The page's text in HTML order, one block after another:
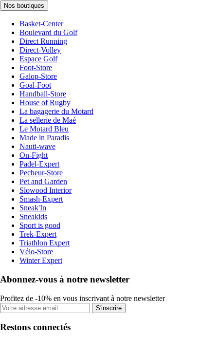
Nos boutiques
Basket-Center
Boulevard du Golf
Direct Running
Direct-Volley
Espace Golf
Foot-Store
Galop-Store
Goal-Foot
Handball-Store
House of Rugby
La bagagerie du Motard
La sellerie de Maé
Le Motard Bleu
Made in Paradis
Nauti-wave
On-Fight
Padel-Expert
Pecheur-Store
Pet and Garden
Slowood Interior
Smash-Expert
Sneak'In
Sneakids
Sport is good
Trek-Expert
Triathlon Expert
Vélo-Store
Winter Expert
Abonnez-vous à notre newsletter
Profitez de -10% en vous inscrivant à notre newsletter
S'inscrire
Restons connectés